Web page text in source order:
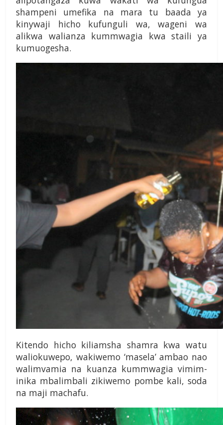
shampeni umefika na mara tu baada ya
kinywaji hicho kufunguli wa, wageni wa
alikwa walianza kummwa­gia kwa staili ya
kumuogesha.
Kitendo hicho kiliamsha shamra kwa watu
walioku­wepo, wakiwemo ‘masela’ ambao nao
walimvamia na kuanza kummwagia vimim­
inika mbalimbali zikiwemo pombe kali, soda
na maji machafu.